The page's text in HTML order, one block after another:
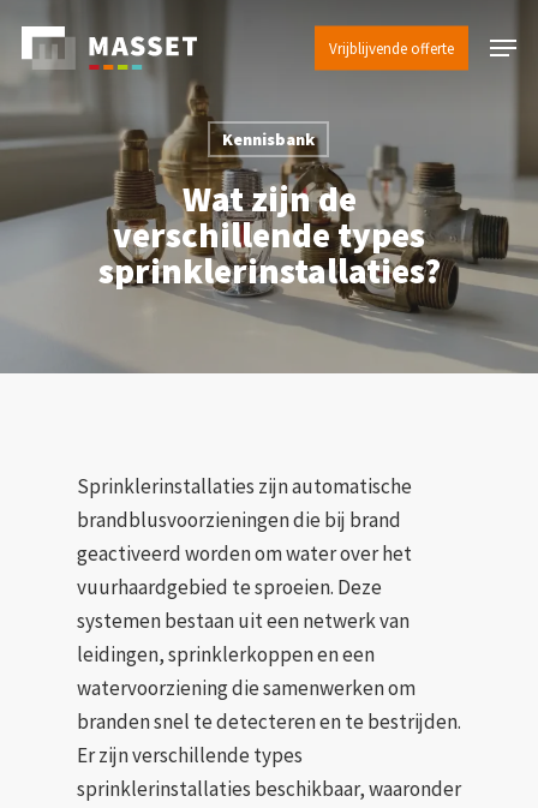
main
content
Vrijblijvende offerte Menu
Kennisbank
Wat zijn de
verschillende types
sprinklerinstallaties?
Sprinklerinstallaties zijn automatische
brandblusvoorzieningen die bij brand
geactiveerd worden om water over het
vuurhaardgebied te sproeien. Deze
systemen bestaan uit een netwerk van
leidingen, sprinklerkoppen en een
watervoorziening die samenwerken om
branden snel te detecteren en te bestrijden.
Er zijn verschillende types
sprinklerinstallaties beschikbaar, waaronder